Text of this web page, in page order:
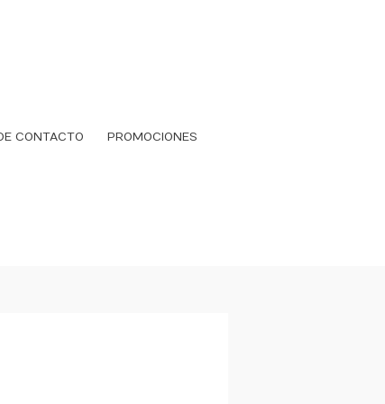
CONTACTO PROMOCIONES